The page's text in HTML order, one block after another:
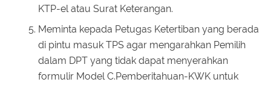
KTP-el atau Surat Keterangan.
Meminta kepada Petugas Ketertiban yang berada
di pintu masuk TPS agar mengarahkan Pemilih
dalam DPT yang tidak dapat menyerahkan
formulir Model C.Pemberitahuan-KWK untuk